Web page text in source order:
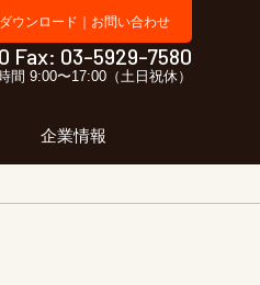
ウンロード ｜ お問い合わせ
Fax: 03-5929-7580
間 9:00〜17:00（土日祝休）
企業情報